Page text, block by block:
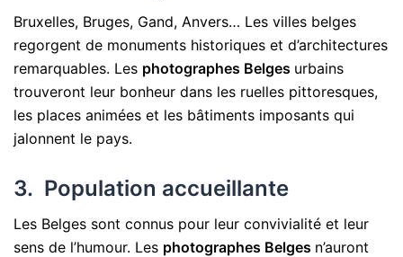
Bruxelles, Bruges, Gand, Anvers… Les villes belges
regorgent de monuments historiques et d’architectures
remarquables. Les photographes Belges urbains
trouveront leur bonheur dans les ruelles pittoresques,
les places animées et les bâtiments imposants qui
jalonnent le pays.
3. Population accueillante
Les Belges sont connus pour leur convivialité et leur
sens de l’humour. Les photographes Belges n’auront